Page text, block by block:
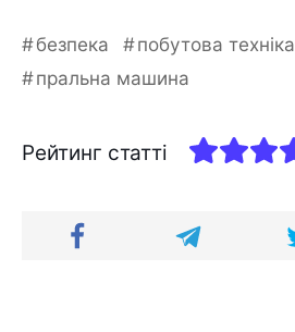
безпека побутова техніка
пральна машина
Рейтинг статті